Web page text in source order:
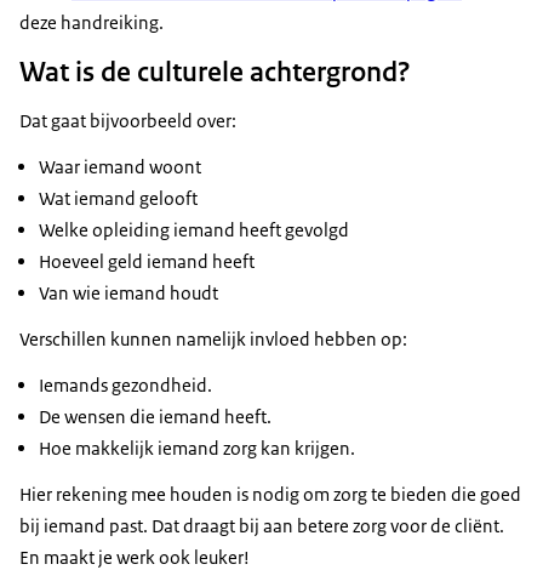
deze handreiking.
Wat is de culturele achtergrond?
Dat gaat bijvoorbeeld over:
Waar iemand woont
Wat iemand gelooft
Welke opleiding iemand heeft gevolgd
Hoeveel geld iemand heeft
Van wie iemand houdt
Verschillen kunnen namelijk invloed hebben op:
Iemands gezondheid.
De wensen die iemand heeft.
Hoe makkelijk iemand zorg kan krijgen.
Hier rekening mee houden is nodig om zorg te bieden die goed
bij iemand past. Dat draagt bij aan betere zorg voor de cliënt.
En maakt je werk ook leuker!